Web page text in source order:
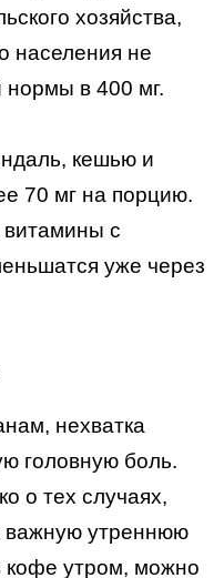
хозяйства,
населения не
нормы в 400 мг.
кешью и
70 мг на порцию.
с
уже через
нехватка
головную боль.
о тех случаях,
важную утреннюю
кофе утром, можно